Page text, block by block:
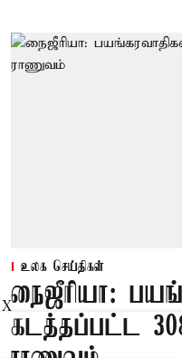
உலக செய்திகள்
நைஜீரியா:
கடத்தப்பட்ட
X